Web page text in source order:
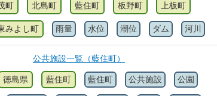
町 北島町 藍住町 板野町 上板町
みよし町 雨量 水位 潮位 ダム 河川
公共施設一覧（藍住町）
徳島県 藍住町 藍住町 公共施設 公園